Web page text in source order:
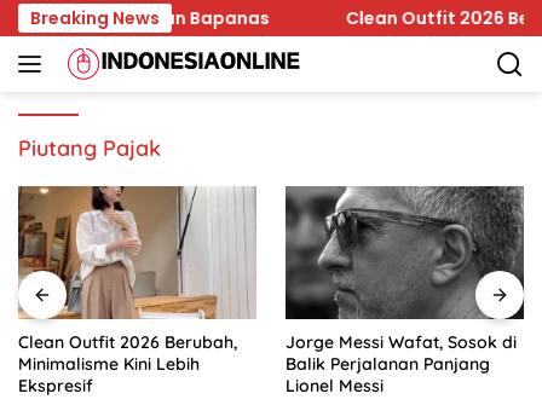
Skip
to
content
Breaking News
Jadi Temuan Bapanas Clean Outfit 2026
Piutang Pajak
Clean Outfit 2026 Berubah,
Minimalisme Kini Lebih
Ekspresif
Jorge Messi Wafat, Sosok di
Balik Perjalanan Panjang
Lionel Messi